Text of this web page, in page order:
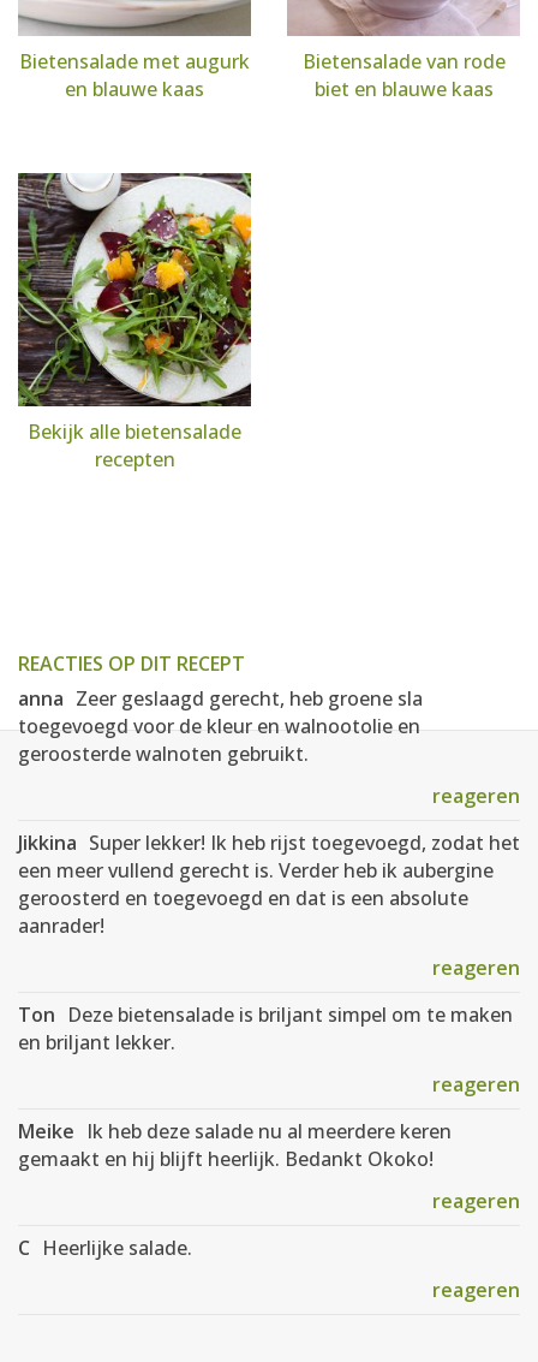
Bietensalade met augurk
en blauwe kaas
Bietensalade van rode
biet en blauwe kaas
Bekijk alle bietensalade
recepten
REACTIES OP DIT RECEPT
anna Zeer geslaagd gerecht, heb groene sla
toegevoegd voor de kleur en walnootolie en
geroosterde walnoten gebruikt.
reageren
Jikkina Super lekker! Ik heb rijst toegevoegd, zodat het
een meer vullend gerecht is. Verder heb ik aubergine
geroosterd en toegevoegd en dat is een absolute
aanrader!
reageren
Ton Deze bietensalade is briljant simpel om te maken
en briljant lekker.
reageren
Meike Ik heb deze salade nu al meerdere keren
gemaakt en hij blijft heerlijk. Bedankt Okoko!
reageren
C Heerlijke salade.
reageren